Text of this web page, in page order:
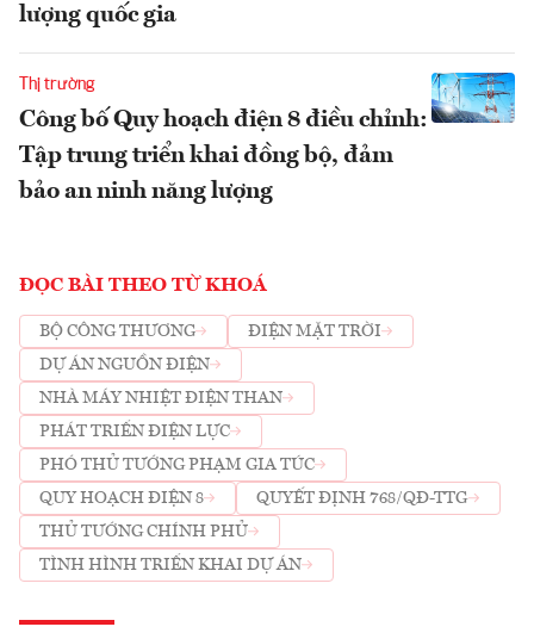
lượng quốc gia
Thị trường
Công bố Quy hoạch điện 8 điều chỉnh:
Tập trung triển khai đồng bộ, đảm
bảo an ninh năng lượng
ĐỌC BÀI THEO TỪ KHOÁ
BỘ CÔNG THƯƠNG
ĐIỆN MẶT TRỜI
DỰ ÁN NGUỒN ĐIỆN
NHÀ MÁY NHIỆT ĐIỆN THAN
PHÁT TRIỂN ĐIỆN LỰC
PHÓ THỦ TƯỚNG PHẠM GIA TÚC
QUY HOẠCH ĐIỆN 8
QUYẾT ĐỊNH 768/QĐ-TTG
THỦ TƯỚNG CHÍNH PHỦ
TÌNH HÌNH TRIỂN KHAI DỰ ÁN